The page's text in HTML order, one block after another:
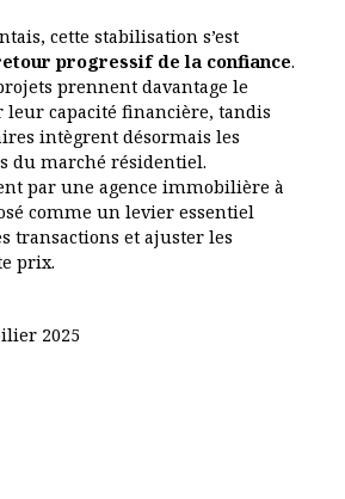
cette stabilisation s’est
progressif de la confiance.
prennent davantage le
leur capacité financière, tandis
intègrent désormais les
du marché résidentiel.
par une agence immobilière à
comme un levier essentiel
transactions et ajuster les
prix.